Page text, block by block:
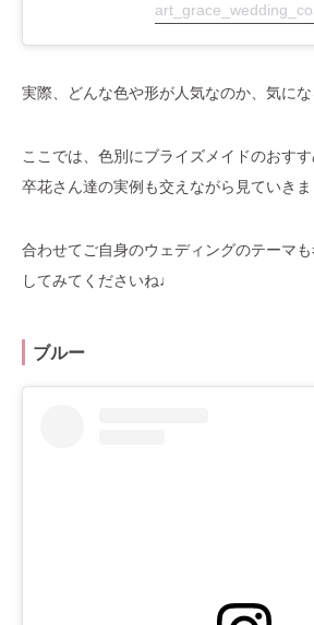
実際、どんな色や形が人気なのか、気にな
ここでは、色別にブライズメイドのおすす
卒花さん達の実例も交えながら見ていき
合わせてご自身のウェディングのテーマ
してみてくださいね♩
ブルー